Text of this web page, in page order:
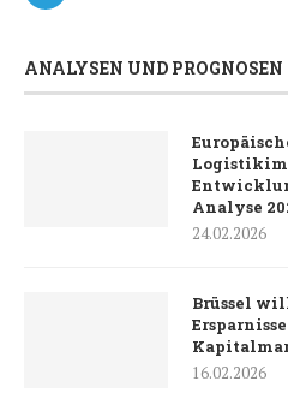
ANALYSEN UND PROGNOSEN
Analyse
24.02.2026
Brüssel
16.02.2026